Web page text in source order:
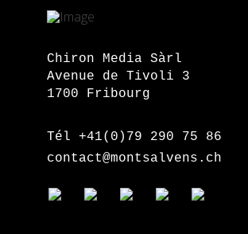
Chiron Media Sàrl
Avenue de Tivoli 3
1700 Fribourg
Tél +41(0)79 290 75 86
contact@montsalvens.ch